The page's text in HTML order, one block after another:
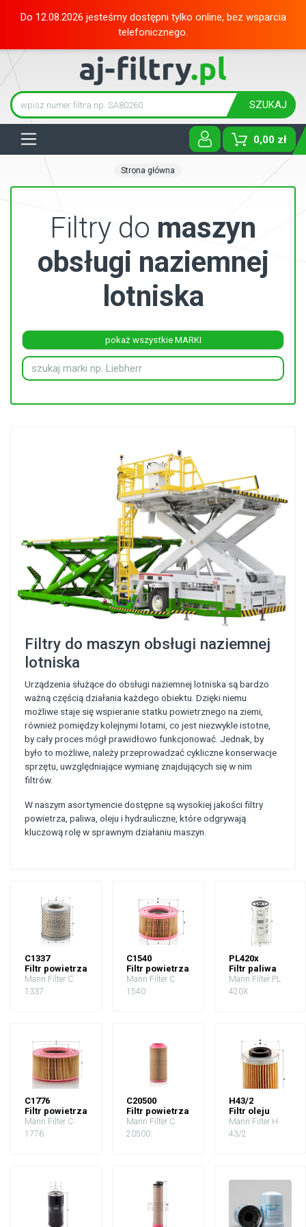
Do 12.08.2026 jesteśmy dostępni tylko online, bez wsparcia
telefonicznego.
SZUKAJ
0,00 zł
Strona główna
Filtry do maszyn
obsługi naziemnej
lotniska
pokaż wszystkie MARKI
Filtry do maszyn obsługi naziemnej
lotniska
Urządzenia służące do obsługi naziemnej lotniska są bardzo
ważną częścią działania każdego obiektu. Dzięki niemu
możliwe staje się wspieranie statku powietrznego na ziemi,
również pomiędzy kolejnymi lotami, co jest niezwykle istotne,
by cały proces mógł prawidłowo funkcjonować. Jednak, by
było to możliwe, należy przeprowadzać cykliczne konserwacje
sprzętu, uwzględniające wymianę znajdujących się w nim
filtrów.
W naszym asortymencie dostępne są wysokiej jakości filtry
powietrza, paliwa, oleju i hydrauliczne, które odgrywają
kluczową rolę w sprawnym działaniu maszyn.
C1337
Filtr powietrza
Mann Filter C
1337
C1540
Filtr powietrza
Mann Filter C
1540
PL420x
Filtr paliwa
Mann Filter PL
420X
C1776
Filtr powietrza
Mann Filter C
1776
C20500
Filtr powietrza
Mann Filter C
20500
H43/2
Filtr oleju
Mann Filter H
43/2